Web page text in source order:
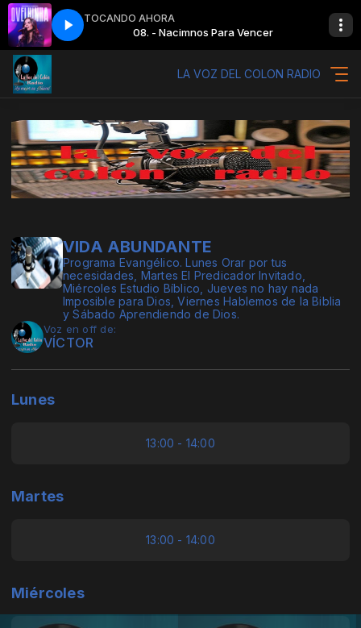
TOCANDO AHORA
Vencer 08. - Nacimnos Para Vencer
LA VOZ DEL COLON RADIO
VIDA ABUNDANTE
Programa Evangélico. Lunes Orar por tus
necesidades, Martes El Predicador Invitado,
Miércoles Estudio Bíblico, Jueves no hay nada
Imposible para Dios, Viernes Hablemos de la Biblia
y Sábado Aprendiendo de Dios.
Voz en off de:
VÍCTOR
Lunes
13:00 - 14:00
Martes
13:00 - 14:00
Miércoles